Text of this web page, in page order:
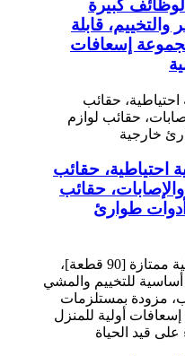
كبيرة
قابلة
إسعافات
احتياطية، حقائب
حقائب
طوارئ